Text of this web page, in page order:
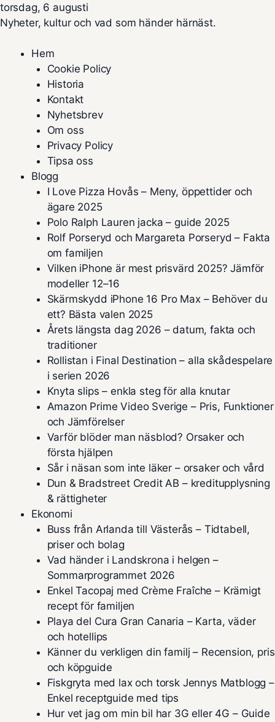
torsdag, 6 augusti
Nyheter, kultur och vad som händer härnäst.
Hem
Cookie Policy
Historia
Kontakt
Nyhetsbrev
Om oss
Privacy Policy
Tipsa oss
Blogg
I Love Pizza Hovås – Meny, öppettider och
ägare 2025
Polo Ralph Lauren jacka – guide 2025
Rolf Porseryd och Margareta Porseryd – Fakta
om familjen
Vilken iPhone är mest prisvärd 2025? Jämför
modeller 12–16
Skärmskydd iPhone 16 Pro Max – Behöver du
ett? Bästa valen 2025
Årets längsta dag 2026 – datum, fakta och
traditioner
Rollistan i Final Destination – alla skådespelare
i serien 2026
Knyta slips – enkla steg för alla knutar
Amazon Prime Video Sverige – Pris, Funktioner
och Jämförelser
Varför blöder man näsblod? Orsaker och
första hjälpen
Sår i näsan som inte läker – orsaker och vård
Dun & Bradstreet Credit AB – kreditupplysning
& rättigheter
Ekonomi
Buss från Arlanda till Västerås – Tidtabell,
priser och bolag
Vad händer i Landskrona i helgen –
Sommarprogrammet 2026
Enkel Tacopaj med Crème Fraîche – Krämigt
recept för familjen
Playa del Cura Gran Canaria – Karta, väder
och hotellips
Känner du verkligen din familj – Recension, pris
och köpguide
Fiskgryta med lax och torsk Jennys Matblogg –
Enkel receptguide med tips
Hur vet jag om min bil har 3G eller 4G – Guide